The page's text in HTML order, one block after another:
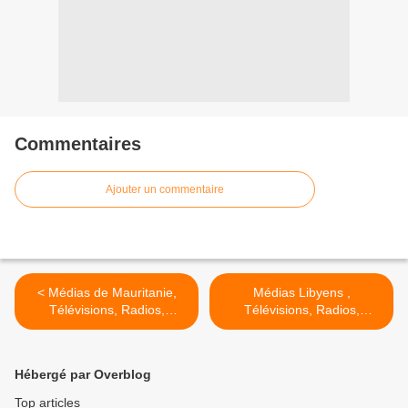
Commentaires
Ajouter un commentaire
< Médias de Mauritanie,
Télévisions, Radios,
Journaux وسائل إعلام
Médias Libyens ,
Télévisions, Radios,
Journaux وسائل إعلام ليبيا >
Hébergé par Overblog
Top articles